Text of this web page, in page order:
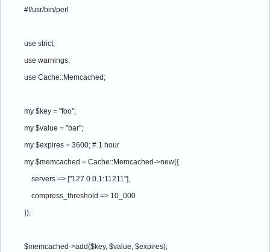
#!/usr/bin/perl
use strict;
use warnings;
use Cache::Memcached;
my $key = "foo";
my $value = "bar";
my $expires = 3600; # 1 hour
my $memcached = Cache::Memcached->new({
    servers => ["127.0.0.1:11211"],
    compress_threshold => 10_000
});
$memcached->add($key, $value, $expires);